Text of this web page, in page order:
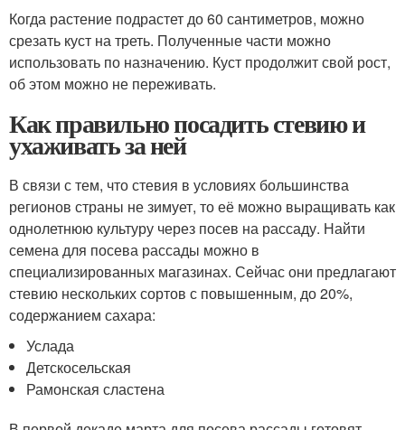
Когда растение подрастет до 60 сантиметров, можно
срезать куст на треть. Полученные части можно
использовать по назначению. Куст продолжит свой рост,
об этом можно не переживать.
Как правильно посадить стевию и
ухаживать за ней
В связи с тем, что стевия в условиях большинства
регионов страны не зимует, то её можно выращивать как
однолетнюю культуру через посев на рассаду. Найти
семена для посева рассады можно в
специализированных магазинах. Сейчас они предлагают
стевию нескольких сортов с повышенным, до 20%,
содержанием сахара:
Услада
Детскосельская
Рамонская сластена